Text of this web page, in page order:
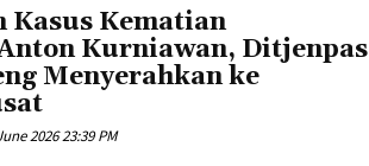
Kasus Kematian
Kurniawan, Ditjenpas
Menyerahkan ke
2026 23:39 PM